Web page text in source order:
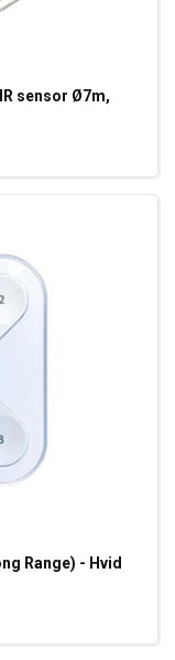
sensor Ø7m,
Range) - Hvid